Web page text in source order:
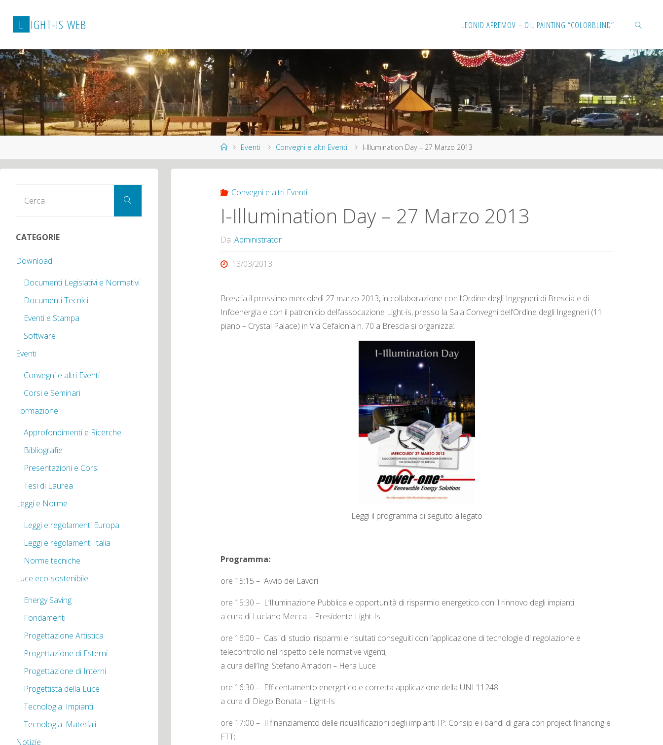
L IGHT-IS WEB
contenuto
LEONID AFREMOV – OIL PAINTING “COLORBLIND”
CERCA
HomeEventi Convegni e altri Eventi I-Illumination Day – 27 Marzo 2013
Convegni e altri Eventi
I-Illumination Day – 27 Marzo 2013
Da Administrator
13/03/2013
Brescia il prossimo mercoledì 27 marzo 2013, in collaborazione con l’Ordine degli Ingegneri di Brescia e di
Infoenergia e con il patronicio dell’assocazione Light-is, presso la Sala Convegni dell’Ordine degli Ingegneri (11
piano – Crystal Palace) in Via Cefalonia n. 70 a Brescia si organizza:
Leggi il programma di seguito allegato
Programma:
ore 15:15 – Avvio dei Lavori
ore 15:30 – L’Illuminazione Pubblica e opportunità di risparmio energetico con il rinnovo degli impianti
a cura di Luciano Mecca – Presidente Light-Is
ore 16:00 – Casi di studio: risparmi e risultati conseguiti con l’applicazione di tecnologie di regolazione e
telecontrollo nel rispetto delle normative vigenti;
a cura dell’Ing. Stefano Amadori – Hera Luce
ore 16:30 – Efficentamento energetico e corretta applicazione della UNI 11248
a cura di Diego Bonata – Light-Is
ore 17:00 – Il finanziamento delle riqualificazioni degli impianti IP: Consip e i bandi di gara con project financing e
FTT;
Cerca
CATEGORIE
Download
Documenti Legislativi e Normativi
Documenti Tecnici
Eventi e Stampa
Software
Eventi
Convegni e altri Eventi
Corsi e Seminari
Formazione
Approfondimenti e Ricerche
Bibliografie
Presentazioni e Corsi
Tesi di Laurea
Leggi e Norme
Leggi e regolamenti Europa
Leggi e regolamenti Italia
Norme tecniche
Luce eco-sostenibile
Energy Saving
Fondamenti
Progettazione Artistica
Progettazione di Esterni
Progettazione di Interni
Progettista della Luce
Tecnologia: Impianti
Tecnologia: Materiali
Notizie